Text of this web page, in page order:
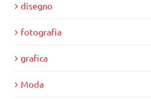
disegno
fotografia
grafica
Moda